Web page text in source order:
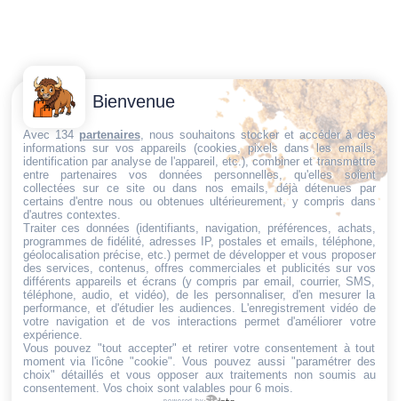
Trouvez ce qu'il vous faut,
au bon endroit
Conditions
générales
de vente
Politique de
cookies
Politique de
confidentialité
Mentions
légales
Conditions de
retour et de
remboursement
Droit de
rétractation
Contactez-
Nous
Email:
dt@sasbms.fr
Bienvenue
Avec 134 partenaires, nous souhaitons stocker et accéder à des
informations sur vos appareils (cookies, pixels dans les emails,
identification par analyse de l'appareil, etc.), combiner et transmettre
entre partenaires vos données personnelles, qu'elles soient
collectées sur ce site ou dans nos emails, déjà détenues par
certains d'entre nous ou obtenues ultérieurement, y compris dans
d'autres contextes.
Traiter ces données (identifiants, navigation, préférences, achats,
programmes de fidélité, adresses IP, postales et emails, téléphone,
géolocalisation précise, etc.) permet de développer et vous proposer
des services, contenus, offres commerciales et publicités sur vos
différents appareils et écrans (y compris par email, courrier, SMS,
téléphone, audio, et vidéo), de les personnaliser, d'en mesurer la
performance, et d'étudier les audiences. L'enregistrement vidéo de
votre navigation et de vos interactions permet d'améliorer votre
expérience.
Vous pouvez "tout accepter" et retirer votre consentement à tout
moment via l'icône "cookie" . Vous pouvez aussi "paramétrer des
choix" détaillés et vous opposer aux traitements non soumis au
consentement. Vos choix sont valables pour 6 mois.